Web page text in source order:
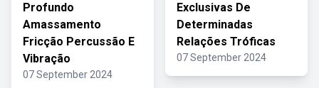
Profundo
Amassamento
Fricção Percussão E
Vibração
07 September 2024
Exclusivas De
Determinadas
Relações Tróficas
07 September 2024